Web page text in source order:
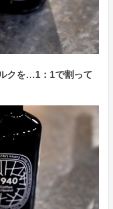
クを…1：1で割って